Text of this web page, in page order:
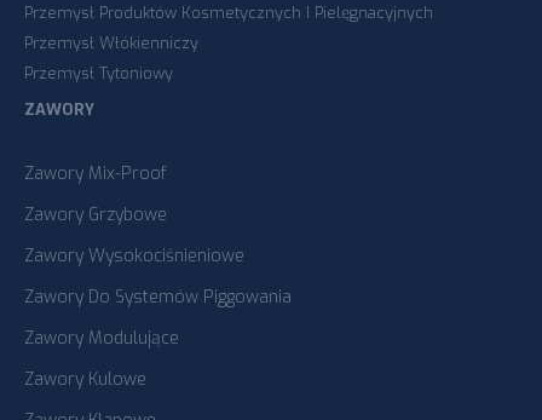
Przemysł Produktów Kosmetycznych I Pielęgnacyjnych
Przemysł Włókienniczy
Przemysł Tytoniowy
ZAWORY
Zawory Mix-Proof
Zawory Grzybowe
Zawory Wysokociśnieniowe
Zawory Do Systemów Piggowania
Zawory Modulujące
Zawory Kulowe